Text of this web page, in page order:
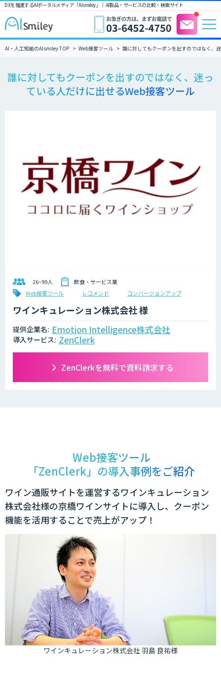
DXを推進するAIポータルメディア「AIsmiley」｜ AI製品・サービスの比較・検索サイト
AI・人工知能のAIsmiley TOP Web接客ツール 誰に対してもクーポンを出すのではなく、
誰に対してもクーポンを出すのではなく、迷っ
ている人だけに出せるWeb接客ツール
26~99人
飲食・サービス業
Web接客ツール
レコメンド コンバージョンアップ
ワインキュレーション株式会社 様
提供企業名: Emotion Intelligence株式会社
導入サービス: ZenClerk
ZenClerkを無料で資料請求する
Web接客ツール
「ZenClerk」の導入事例をご紹介
ワイン通販サイトを運営するワインキュレーション
株式会社様の京橋ワインサイトに導入し、クーポン
機能を活用することで売上がアップ！
ワインキュレーション株式会社 羽島 良祐様